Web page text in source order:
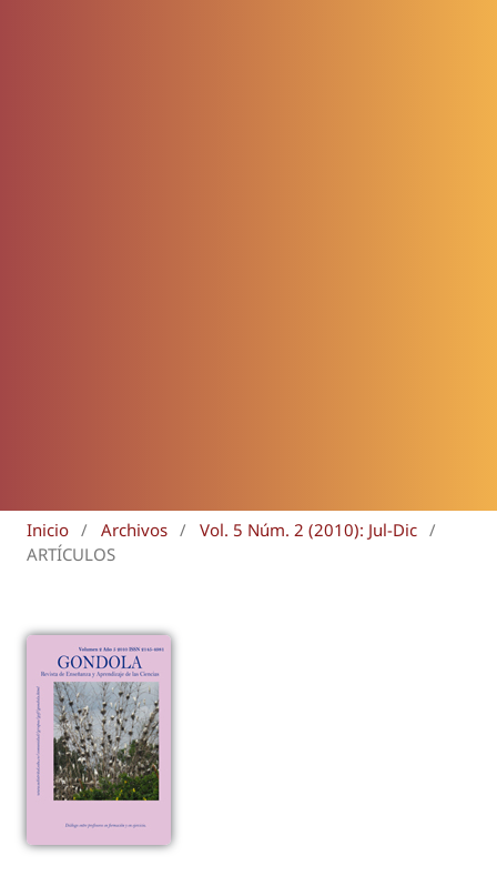
Inicio / Archivos / Vol. 5 Núm. 2 (2010): Jul-Dic /
ARTÍCULOS